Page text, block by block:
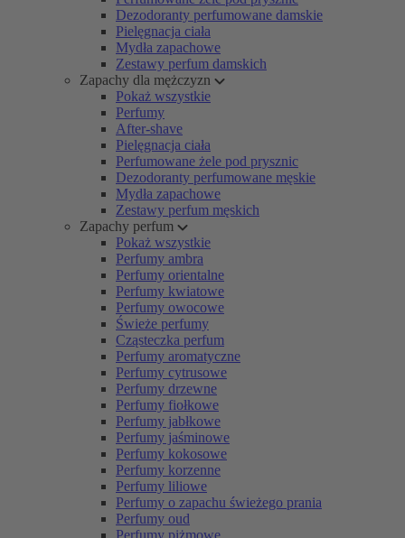
Dezodoranty perfumowane damskie
Pielęgnacja ciała
Mydła zapachowe
Zestawy perfum damskich
Zapachy dla mężczyzn
Pokaż wszystkie
Perfumy
After-shave
Pielęgnacja ciała
Perfumowane żele pod prysznic
Dezodoranty perfumowane męskie
Mydła zapachowe
Zestawy perfum męskich
Zapachy perfum
Pokaż wszystkie
Perfumy ambra
Perfumy orientalne
Perfumy kwiatowe
Perfumy owocowe
Świeże perfumy
Cząsteczka perfum
Perfumy aromatyczne
Perfumy cytrusowe
Perfumy drzewne
Perfumy fiołkowe
Perfumy jabłkowe
Perfumy jaśminowe
Perfumy kokosowe
Perfumy korzenne
Perfumy liliowe
Perfumy o zapachu świeżego prania
Perfumy oud
Perfumy piżmowe